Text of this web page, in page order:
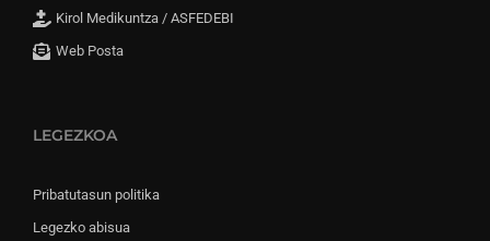
Kirol Medikuntza / ASFEDEBI
Web Posta
LEGEZKOA
Pribatutasun politika
Legezko abisua